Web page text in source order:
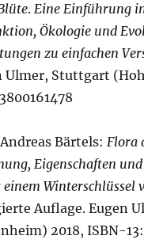
. Eine Einführung
Ökologie und
zu einfachen
Ulmer, Stuttgart
Bärtels:Flora
Eigenschaften und
Winterschlüssel
Auflage. Eugen
2018, ISBN-13: